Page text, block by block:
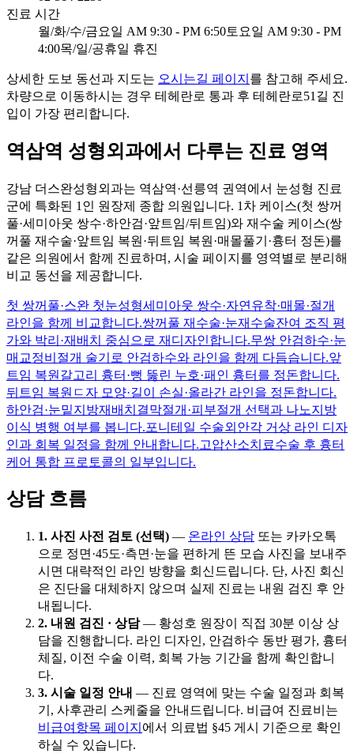
진료 시간
월/화/수/금요일 AM 9:30 - PM 6:50토요일 AM 9:30 - PM
4:00목/일/공휴일 휴진
상세한 도보 동선과 지도는 오시는길 페이지 를 참고해 주세요.
차량으로 이동하시는 경우 테헤란로 통과 후 테헤란로51길 진
입이 가장 편리합니다.
역삼역 성형외과에서 다루는 진료 영역
강남 더스완성형외과는 역삼역·선릉역 권역에서 눈성형 진료
군에 특화된 1인 원장제 종합 의원입니다. 1차 케이스(첫 쌍꺼
풀·세미아웃 쌍수·하안검·앞트임/뒤트임)와 재수술 케이스(쌍
꺼풀 재수술·앞트임 복원·뒤트임 복원·매몰풀기·흉터 정돈)를
같은 의원에서 함께 진료하며, 시술 페이지를 영역별로 분리해
비교 동선을 제공합니다.
첫 쌍꺼풀·스완 첫눈성형세미아웃 쌍수·자연유착·매몰·절개
라인을 함께 비교합니다.쌍꺼풀 재수술·눈재수술잔여 조직 평
가와 박리·재배치 중심으로 재디자인합니다.무쌍 안검하수·눈
매교정비절개 술기로 안검하수와 라인을 함께 다듬습니다.앞
트임 복원 갈고리 흉터·뻥 뚫린 누호·패인 흉터를 정돈합니다.
뒤트임 복원 ㄷ자 모양·길이 손실·올라간 라인을 정돈합니다.
하안검·눈밑지방재배치 결막절개·피부절개 선택과 나노지방
이식 병행 여부를 봅니다.포니테일 수술외안각 거상 라인 디자
인과 회복 일정을 함께 안내합니다.고압산소치료수술 후 흉터
케어 통합 프로토콜의 일부입니다.
상담 흐름
1. 사진 사전 검토 (선택) — 온라인 상담 또는 카카오톡
으로 정면·45도·측면·눈을 편하게 뜬 모습 사진을 보내주
시면 대략적인 라인 방향을 회신드립니다. 단, 사진 회신
은 진단을 대체하지 않으며 실제 진료는 내원 검진 후 안
내됩니다.
2. 내원 검진 · 상담— 황성호 원장이 직접 30분 이상 상
담을 진행합니다. 라인 디자인, 안검하수 동반 평가, 흉터
체질, 이전 수술 이력, 회복 가능 기간을 함께 확인합니
다.
3. 시술 일정 안내 — 진료 영역에 맞는 수술 일정과 회복
기, 사후관리 스케줄을 안내드립니다. 비급여 진료비는
비급여항목 페이지 에서 의료법 §45 게시 기준으로 확인
하실 수 있습니다.